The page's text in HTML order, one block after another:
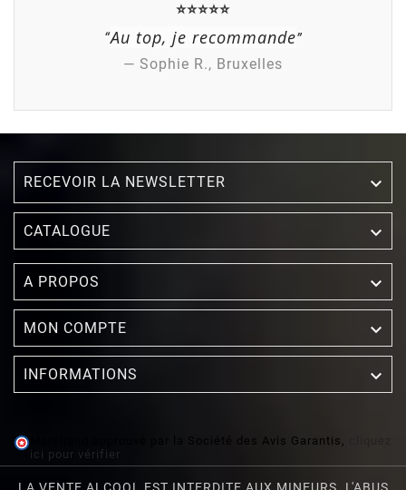
⭐⭐⭐⭐⭐
“Au top, je recommande”
— Sophie R., Bruxelles
RECEVOIR LA NEWSLETTER 
CATALOGUE 
A PROPOS 
MON COMPTE 
INFORMATIONS 
Marchand approuvé par la Société des Avis Garantis,
ici pour vérifier